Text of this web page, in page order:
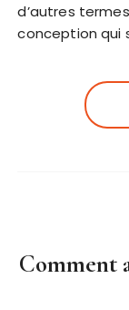
d’autres
conception qui
Comment